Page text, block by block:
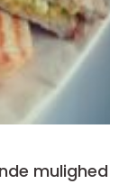
mulighed